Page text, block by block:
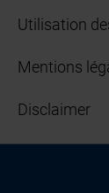
Utilisation
Mentions
Disclaimer